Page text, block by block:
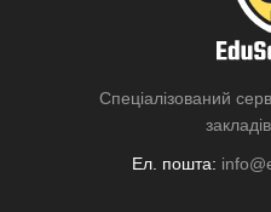
Спеціалізований
Ел. пошта: